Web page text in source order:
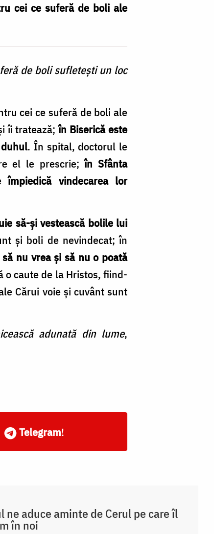
cei ce suferă de boli ale
de boli sufletești un loc
cei ce suferă de boli ale
îi tratează;în Biserică este
. În spital, doctorul le
el le prescrie;în Sfânta
vindeca­rea lor
să-și ves­tească bolile lui
și boli de nevindecat; în
nu vrea și să nu o poată
o caute de la Hristos, fiind­
Cărui voie și cu­vânt sunt
adunată din lume,
Telegram!
ne aduce aminte de Cerul pe care îl
în noi